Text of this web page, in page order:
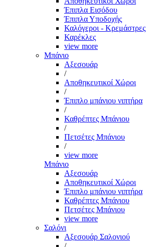
Έπιπλα Εισόδου
Έπιπλα Υποδοχής
Καλόγεροι - Κρεμάστρες
Καρέκλες
view more
Μπάνιο
Αξεσουάρ
/
Αποθηκευτικοί Χώροι
/
Έπιπλο μπάνιου νιπτήρα
/
Καθρέπτες Μπάνιου
/
Πετσέτες Μπάνιου
/
view more
Μπάνιο
Αξεσουάρ
Αποθηκευτικοί Χώροι
Έπιπλο μπάνιου νιπτήρα
Καθρέπτες Μπάνιου
Πετσέτες Μπάνιου
view more
Σαλόνι
Αξεσουάρ Σαλονιού